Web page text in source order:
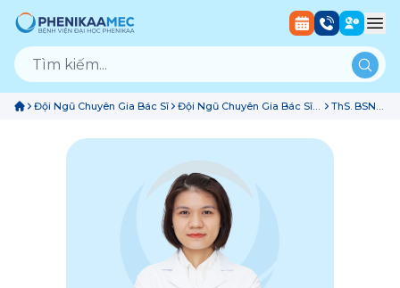
Đội Ngũ Chuyên Gia Bác Sĩ
Đội Ngũ Chuyên Gia Bác Sĩ
ThS. BSNT